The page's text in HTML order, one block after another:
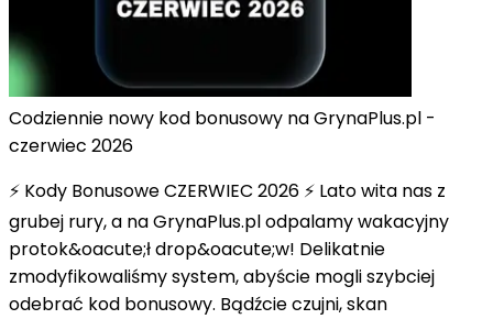
Codziennie nowy kod bonusowy na GrynaPlus.pl -
czerwiec 2026
⚡ Kody Bonusowe CZERWIEC 2026 ⚡ Lato wita nas z
grubej rury, a na GrynaPlus.pl odpalamy wakacyjny
protok&oacute;ł drop&oacute;w! Delikatnie
zmodyfikowaliśmy system, abyście mogli szybciej
odebrać kod bonusowy. Bądźcie czujni, skan